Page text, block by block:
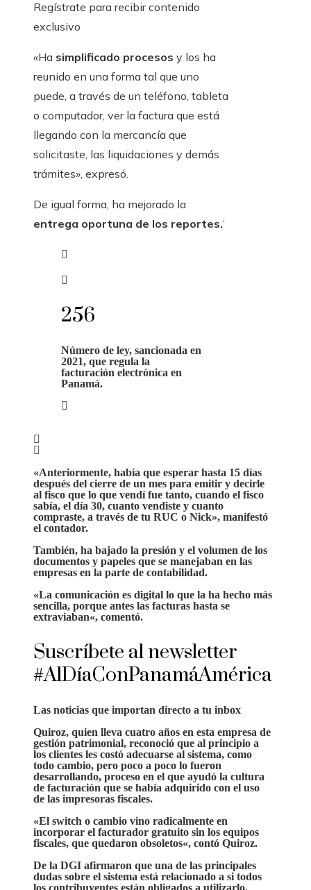
Regístrate para recibir contenido
exclusivo
«Ha simplificado procesos y los ha
reunido en una forma tal que uno
puede, a través de un teléfono, tableta
o computador, ver la factura que está
llegando con la mercancía que
solicitaste, las liquidaciones y demás
trámites», expresó.
De igual forma, ha mejorado la
entrega oportuna de los reportes.‘
256
Número de ley, sancionada en
2021, que regula la
facturación electrónica en
Panamá.
«Anteriormente, había que esperar hasta 15 días
después del cierre de un mes para emitir y decirle
al fisco que lo que vendí fue tanto, cuando el fisco
sabía, el día 30, cuanto vendiste y cuanto
compraste, a través de tu RUC o Nick», manifestó
el contador.
También, ha bajado la presión y el volumen de los
documentos y papeles que se manejaban en las
empresas en la parte de contabilidad.
«La comunicación es digital lo que la ha hecho más
sencilla, porque antes las facturas hasta se
extraviaban«, comentó.
Suscríbete al newsletter
#AlDíaConPanamáAmérica
Las noticias que importan directo a tu inbox
Quiroz, quien lleva cuatro años en esta empresa de
gestión patrimonial, reconoció que al principio a
los clientes les costó adecuarse al sistema, como
todo cambio, pero poco a poco lo fueron
desarrollando, proceso en el que ayudó la cultura
de facturación que se había adquirido con el uso
de las impresoras fiscales.
«El switch o cambio vino radicalmente en
incorporar el facturador gratuito sin los equipos
fiscales, que quedaron obsoletos«, contó Quiroz.
De la DGI afirmaron que una de las principales
dudas sobre el sistema está relacionado a si todos